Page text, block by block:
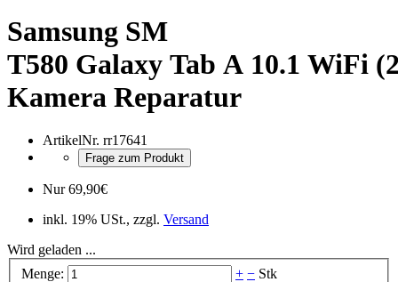
Samsung SM
T580 Galaxy Tab A 10.1 WiFi
Kamera Reparatur
ArtikelNr. rr17641
Frage zum Produkt
Nur69,90€
inkl. 19% USt., zzgl. Versand
Wird geladen ...
Menge:
+ − Stk